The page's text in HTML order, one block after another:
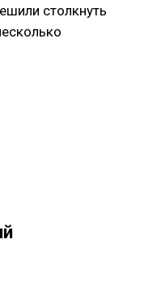
столкнуть